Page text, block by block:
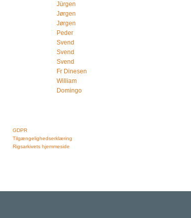
Jürgen
Jørgen
Jørgen
Peder
Svend
Svend
Svend
Fr Dinesen
William
Domingo
GDPR
Tilgængelighedserklæring
Rigsarkivets hjemmeside